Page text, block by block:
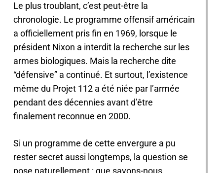
Le plus troublant, c’est peut-être la
chronologie. Le programme offensif américain
a officiellement pris fin en 1969, lorsque le
président Nixon a interdit la recherche sur les
armes biologiques. Mais la recherche dite
“défensive” a continué. Et surtout, l’existence
même du Projet 112 a été niée par l’armée
pendant des décennies avant d’être
finalement reconnue en 2000.
Si un programme de cette envergure a pu
rester secret aussi longtemps, la question se
pose naturellement : que savons-nous